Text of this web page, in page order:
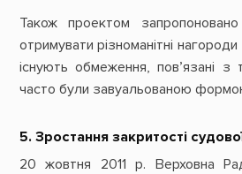
Також проектом
отримувати різноманітні
існують обмеження, пов’язані
часто були завуальованою
5. Зростання закритості
20 жовтня 2011 р. Верховна